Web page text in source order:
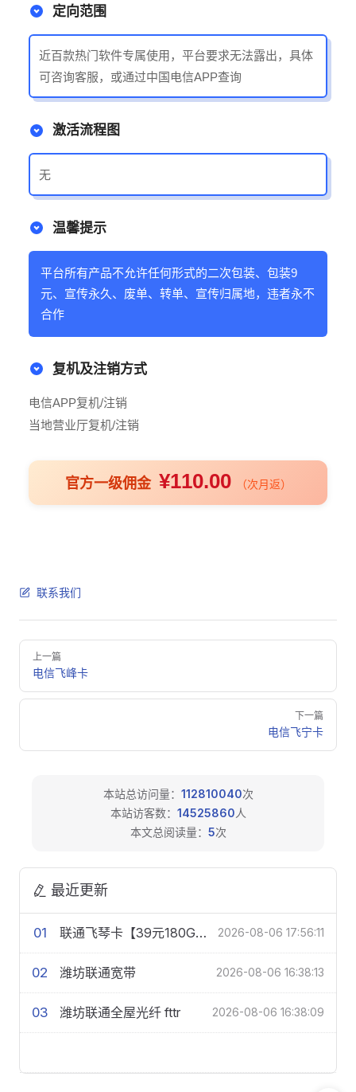
定向范围
近百款热门软件专属使用，平台要求无法露出，具体
可咨询客服，或通过中国电信APP查询
激活流程图
无
温馨提示
平台所有产品不允许任何形式的二次包装、包装9
元、宣传永久、废单、转单、宣传归属地，违者永不
合作
复机及注销方式
电信APP复机/注销
当地营业厅复机/注销
官方一级佣金 ¥110.00 （次月返）
联系我们
Pager
上一篇
电信飞峰卡
下一篇
电信飞宁卡
本站总访问量： 112810040次
本站访客数： 14525860人
本文总阅读量： 5次
最近更新
01 联通飞琴卡【39元180G+200分钟】 2026-08-06 17:56:11
02 潍坊联通宽带 2026-08-06 16:38:13
03 潍坊联通全屋光纤 fttr 2026-08-06 16:38:09